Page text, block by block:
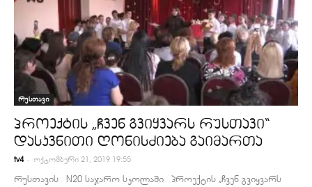
რუსთავი
პროექტის „ჩვენ გვიყვარს რუსთავი“
დასკვნითი ღონისძიება გაიმართა
tv4 - ოქტომბერი 21, 2019 19:55
რუსთავის N20 საჯარო სკოლაში პროექტის „ჩვენ გვიყვარს